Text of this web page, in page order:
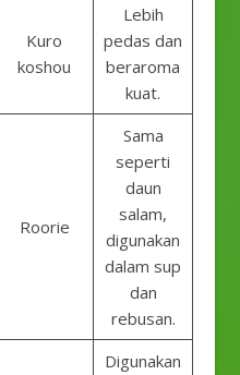
Kuro
koshou
Lebih
pedas dan
beraroma
kuat.
Roorie
Sama
seperti
daun
salam,
digunakan
dalam sup
dan
rebusan.
Digunakan